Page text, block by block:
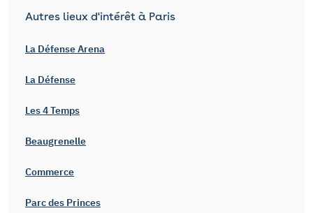
Autres lieux d'intérêt à Paris
La Défense Arena
La Défense
Les 4 Temps
Beaugrenelle
Commerce
Parc des Princes